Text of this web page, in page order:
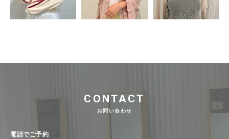
CONTACT
お問い合わせ
電話でご予約